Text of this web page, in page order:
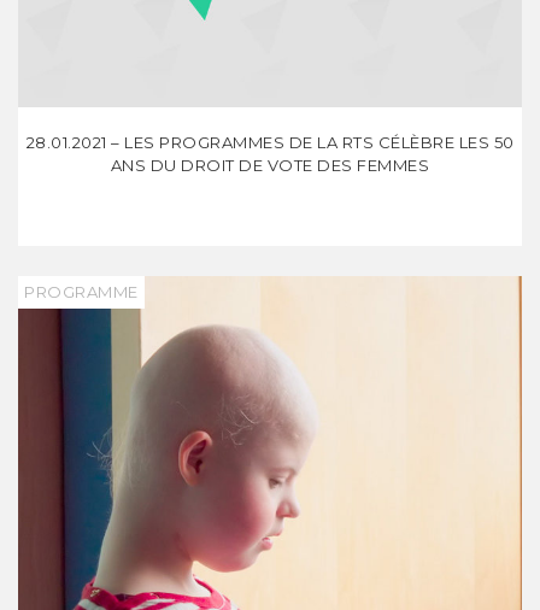
28.01.2021 – LES PROGRAMMES DE LA RTS CÉLÈBRE LES 50
ANS DU DROIT DE VOTE DES FEMMES
PROGRAMME